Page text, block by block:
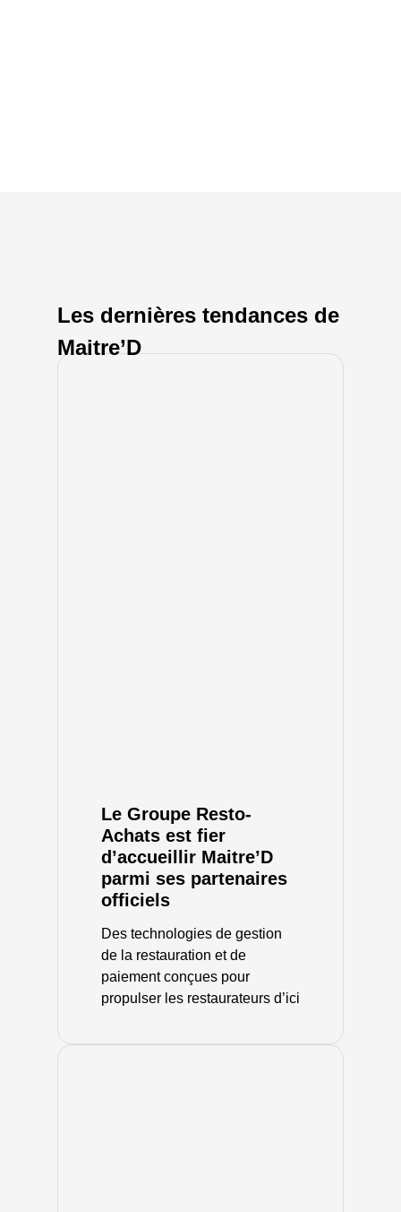
Les dernières tendances de
Maitre’D
Le Groupe Resto-
Achats est fier
d’accueillir Maitre’D
parmi ses partenaires
officiels
Des technologies de gestion
de la restauration et de
paiement conçues pour
propulser les restaurateurs d’ici